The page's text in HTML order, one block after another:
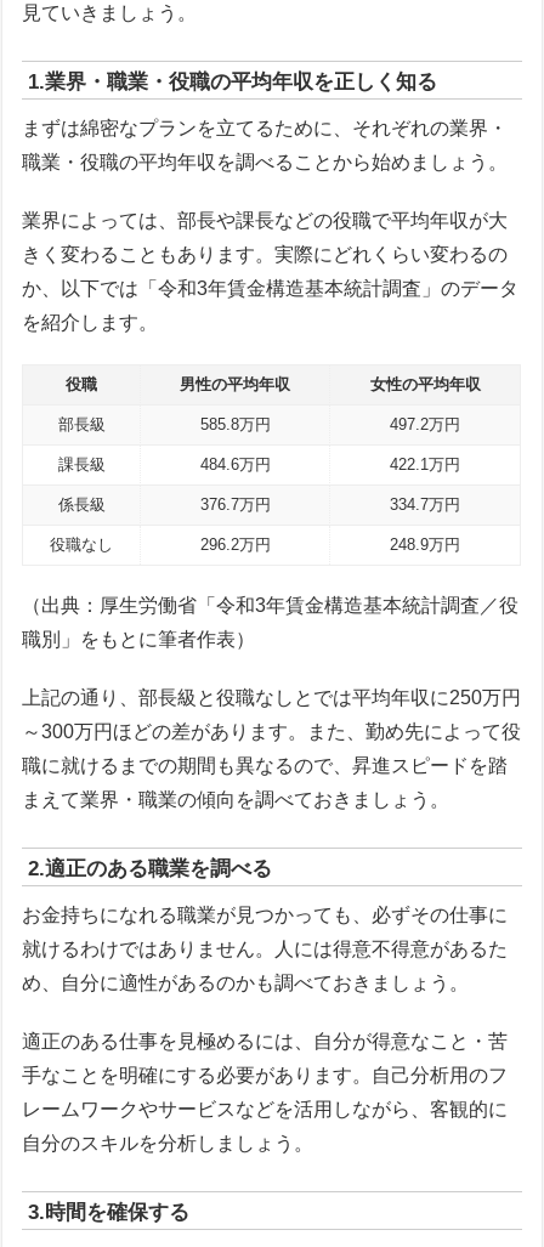
見ていきましょう。
1.業界・職業・役職の平均年収を正しく知る
まずは綿密なプランを立てるために、それぞれの業界・
職業・役職の平均年収を調べることから始めましょう。
業界によっては、部長や課長などの役職で平均年収が大
きく変わることもあります。実際にどれくらい変わるの
か、以下では「令和3年賃金構造基本統計調査」のデータ
を紹介します。
役職 男性の平均年収 女性の平均年収
部長級 585.8万円 497.2万円
課長級 484.6万円 422.1万円
係長級 376.7万円 334.7万円
役職なし 296.2万円 248.9万円
（出典：厚生労働省「令和3年賃金構造基本統計調査／役
職別」をもとに筆者作表）
上記の通り、部長級と役職なしとでは平均年収に250万円
～300万円ほどの差があります。また、勤め先によって役
職に就けるまでの期間も異なるので、昇進スピードを踏
まえて業界・職業の傾向を調べておきましょう。
2.適正のある職業を調べる
お金持ちになれる職業が見つかっても、必ずその仕事に
就けるわけではありません。人には得意不得意があるた
め、自分に適性があるのかも調べておきましょう。
適正のある仕事を見極めるには、自分が得意なこと・苦
手なことを明確にする必要があります。自己分析用のフ
レームワークやサービスなどを活用しながら、客観的に
自分のスキルを分析しましょう。
3.時間を確保する